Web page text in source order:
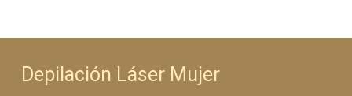
Depilación Láser Mujer